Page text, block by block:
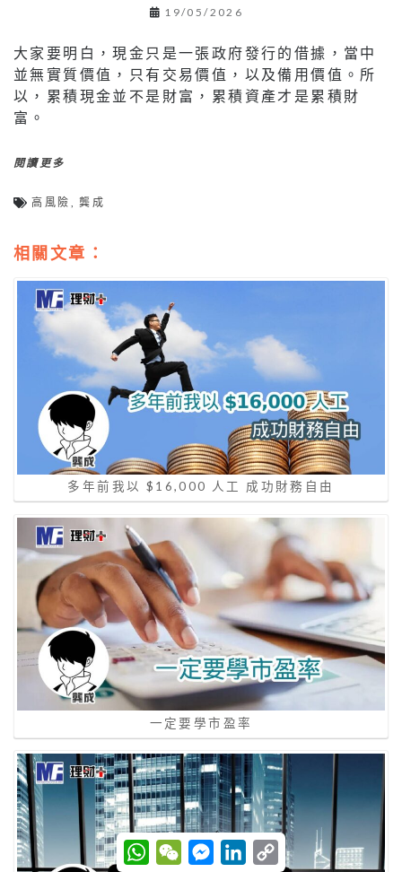
19/05/2026
大家要明白，現金只是一張政府發行的借據，當中
並無實質價值，只有交易價值，以及備用價值。所
以，累積現金並不是財富，累積資產才是累積財
富。
閱讀更多
高風險 ,龔成
相關文章：
多年前我以 $16,000 人工 成功財務自由
一定要學市盈率
W
h
W
e
M
e
L
C
o